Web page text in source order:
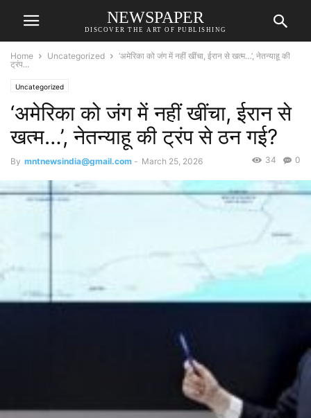
NEWSPAPER
DISCOVER THE ART OF PUBLISHING
Home Uncategorized
‘अमेरिका को जंग में नहीं खींचा, ईरान से खत्म…’, नेतन्याहू की
ट्रंप...
Uncategorized
‘अमेरिका को जंग में नहीं खींचा, ईरान से
खत्म…’, नेतन्याहू की ट्रंप से ठन गई?
By mntnewsindia@gmail.com - March 25, 2026 0
34